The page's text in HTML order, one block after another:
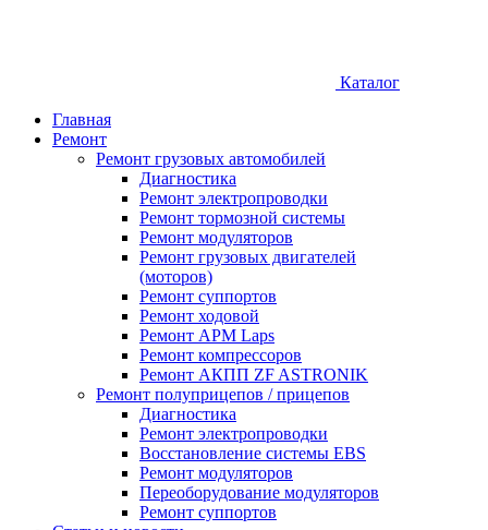
Каталог
Главная
Ремонт
Ремонт грузовых автомобилей
Диагностика
Ремонт электропроводки
Ремонт тормозной системы
Ремонт модуляторов
Ремонт грузовых двигателей
(моторов)
Ремонт суппортов
Ремонт ходовой
Ремонт APM Laps
Ремонт компрессоров
Ремонт АКПП ZF ASTRONIK
Ремонт полуприцепов / прицепов
Диагностика
Ремонт электропроводки
Восстановление системы EBS
Ремонт модуляторов
Переоборудование модуляторов
Ремонт суппортов